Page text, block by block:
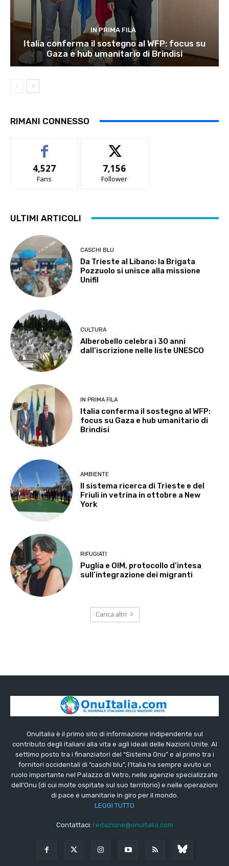
IN PRIMA FILA
Italia conferma il sostegno al WFP: focus su
Gaza e hub umanitario di Brindisi
RIMANI CONNESSO
4,527
Fans
7,156
Follower
ULTIMI ARTICOLI
CASCHI BLU
Da Trieste al Libano: la Brigata
Pozzuolo si unisce alla missione
Unifil
CULTURA
Alberobello celebra i 30 anni
dall’iscrizione nelle liste UNESCO
IN PRIMA FILA
Italia conferma il sostegno al WFP:
focus su Gaza e hub umanitario di
Brindisi
AMBIENTE
Il sistema ricerca di Trieste e del
Friuli in vetrina in ottobre a New
York
RIFUGIATI
Puglia e OIM, protocollo d’intesa
sull’integrazione dei migranti
Carica altri
OnuItalia è il primo sito di informazione indipendente sul
contributo degli italiani alla vita e agli ideali delle Nazioni Unite. Al
settimo posto tra i finanziatori del “Sistema Onu” e al primo tra i
fornitori occidentali di “caschi blu”, l’Italia ha sempre avuto un
ruolo importante nel Palazzo di Vetro, nelle agenzie specializzate
dell’Onu (di cui molte ospitate sul suo territorio) e nelle operazioni
di pace e umanitarie in giro per il mondo.
LEGGI TUTTO
Contattaci: redazione@onuitalia.com